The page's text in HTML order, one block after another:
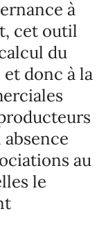
à
cet outil
du
et donc à la
au
le